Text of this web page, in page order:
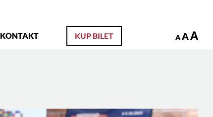
KONTAKT KUP BILET A AA